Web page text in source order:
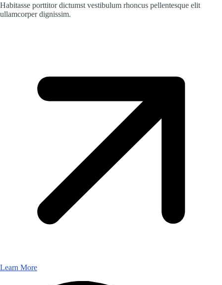
Habitasse porttitor dictumst vestibulum rhoncus pellentesque elit
ullamcorper dignissim.
Learn More